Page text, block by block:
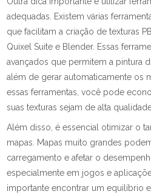
adequadas. Existem várias
que facilitam a criação de texturas
Quixel Suite e Blender. Essas
avançados que permitem a pintura
além de gerar automaticamente os
essas ferramentas, você pode
suas texturas sejam de alta
Além disso, é essencial otimizar o
mapas. Mapas muito grandes
carregamento e afetar o
especialmente em jogos e
importante encontrar um equilíbrio